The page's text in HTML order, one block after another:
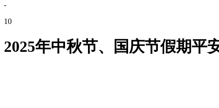
-
10
2025年中秋节、国庆节假期平